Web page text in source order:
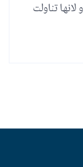
تناولت